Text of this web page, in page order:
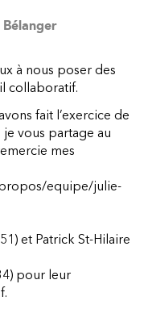
à nous poser des
collaboratif.
fait l’exercice de
vous partage au
mes
equipe/julie-
et Patrick St-Hilaire
pour leur